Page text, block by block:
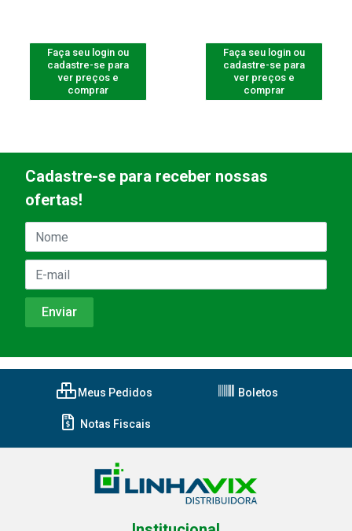
Faça seu login ou
cadastre-se para
ver preços e
comprar
Faça seu login ou
cadastre-se para
ver preços e
comprar
Cadastre-se para receber nossas
ofertas!
Meus Pedidos Boletos
Notas Fiscais